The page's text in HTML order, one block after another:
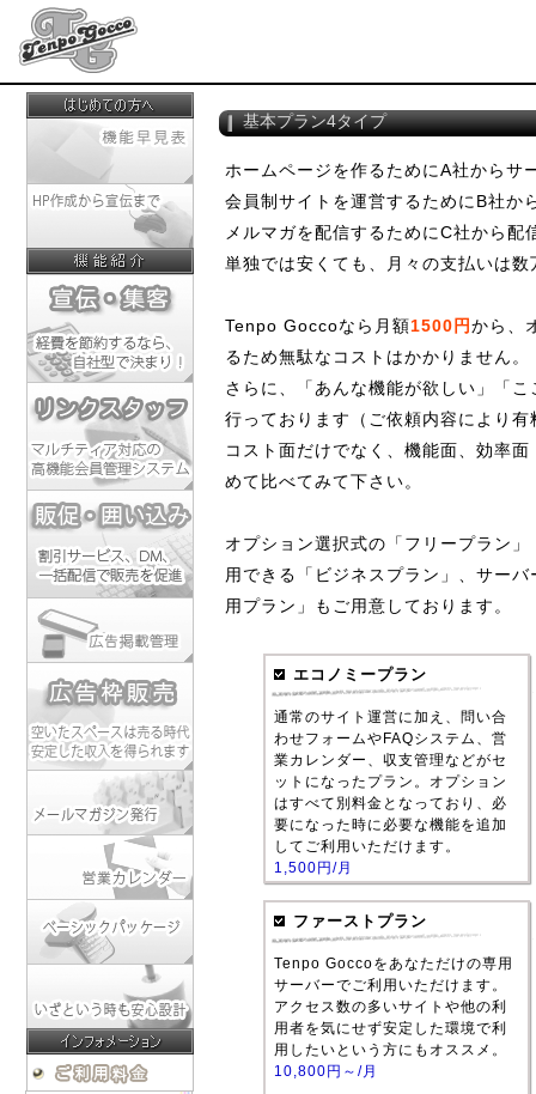
基本プラン4タイプ
ホームページを作るためにA社からサ
会員制サイトを運営するためにB社か
メルマガを配信するためにC社から
単独では安くても、月々の支払いは
Tenpo Goccoなら月額1500円から、
るため無駄なコストはかかりません。
さらに、「あんな機能が欲しい」「
行っております（ご依頼内容により
コスト面だけでなく、機能面、効率
めて比べてみて下さい。
オプション選択式の「フリープラン
用できる「ビジネスプラン」、サー
用プラン」もご用意しております。
エコノミープラン
通常のサイト運営に加え、問い合
わせフォームやFAQシステム、営
業カレンダー、収支管理などがセ
ットになったプラン。オプション
はすべて別料金となっており、必
要になった時に必要な機能を追加
してご利用いただけます。
1,500円/月
ファーストプラン
Tenpo Goccoをあなただけの専用
サーバーでご利用いただけます。
アクセス数の多いサイトや他の利
用者を気にせず安定した環境で利
用したいという方にもオススメ。
10,800円～/月